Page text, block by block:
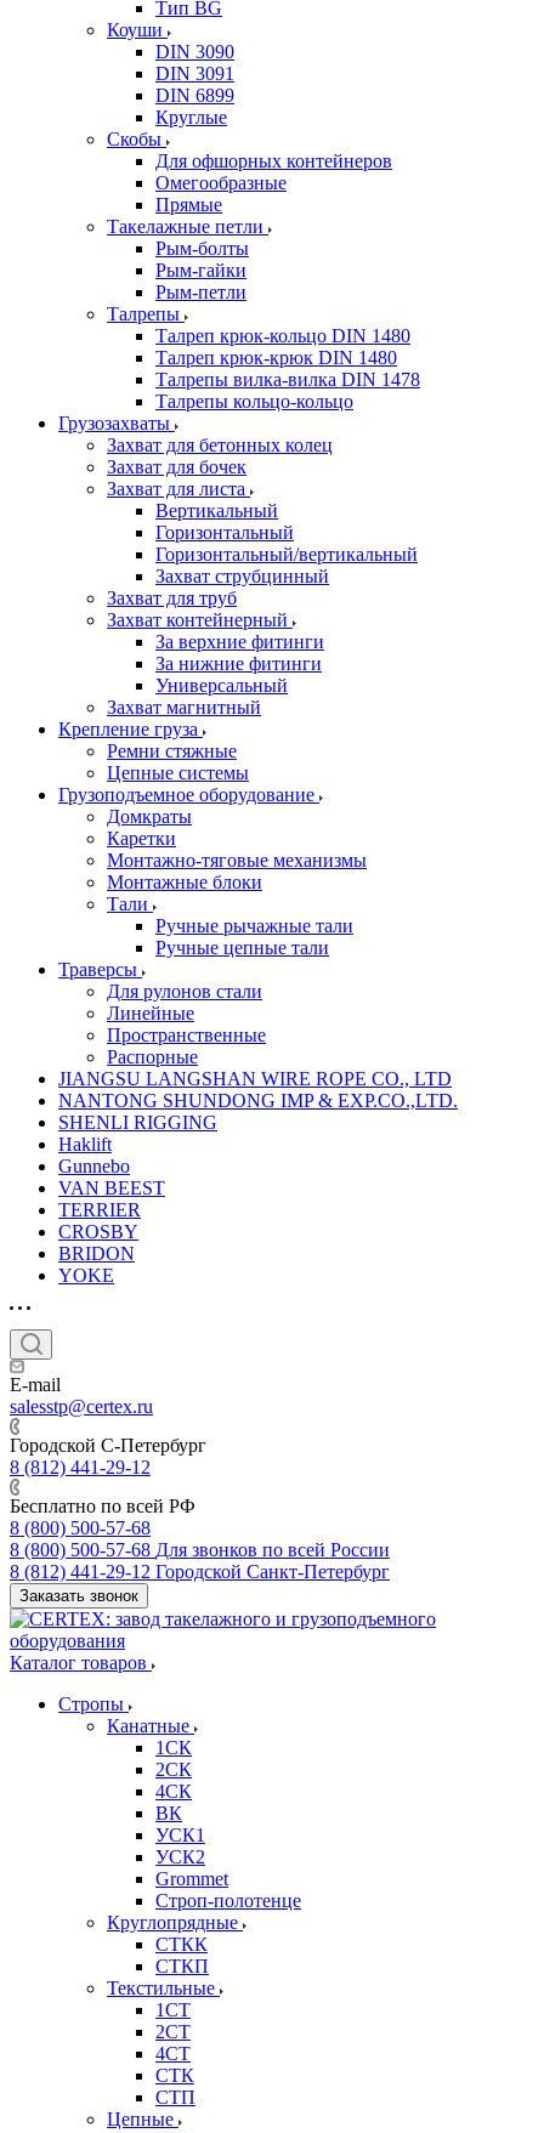
Тип BG
Коуши
DIN 3090
DIN 3091
DIN 6899
Круглые
Скобы
Для офшорных контейнеров
Омегообразные
Прямые
Такелажные петли
Рым-болты
Рым-гайки
Рым-петли
Талрепы
Талреп крюк-кольцо DIN 1480
Талреп крюк-крюк DIN 1480
Талрепы вилка-вилка DIN 1478
Талрепы кольцо-кольцо
Грузозахваты
Захват для бетонных колец
Захват для бочек
Захват для листа
Вертикальный
Горизонтальный
Горизонтальный/вертикальный
Захват струбцинный
Захват для труб
Захват контейнерный
За верхние фитинги
За нижние фитинги
Универсальный
Захват магнитный
Крепление груза
Ремни стяжные
Цепные системы
Грузоподъемное оборудование
Домкраты
Каретки
Монтажно-тяговые механизмы
Монтажные блоки
Тали
Ручные рычажные тали
Ручные цепные тали
Траверсы
Для рулонов стали
Линейные
Пространственные
Распорные
JIANGSU LANGSHAN WIRE ROPE CO., LTD
NANTONG SHUNDONG IMP & EXP.CO.,LTD.
SHENLI RIGGING
Haklift
Gunnebo
VAN BEEST
TERRIER
CROSBY
BRIDON
YOKE
E-mail
salesstp@certex.ru
Городской С-Петербург
8 (812) 441-29-12
Бесплатно по всей РФ
8 (800) 500-57-68
8 (800) 500-57-68 Для звонков по всей России
8 (812) 441-29-12 Городской Санкт-Петербург
Заказать звонок
Каталог товаров
Стропы
Канатные
1СК
2СК
4СК
ВК
УСК1
УСК2
Grommet
Строп-полотенце
Круглопрядные
СТКК
СТКП
Текстильные
1СТ
2СТ
4СТ
СТК
СТП
Цепные